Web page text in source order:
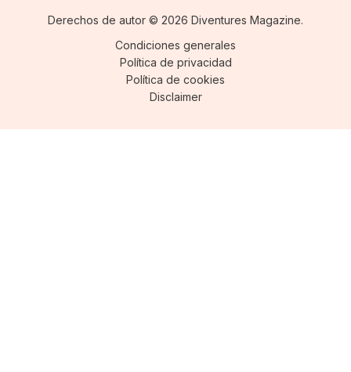
Derechos de autor © 2026 Diventures Magazine.
Condiciones generales
Política de privacidad
Política de cookies
Disclaimer